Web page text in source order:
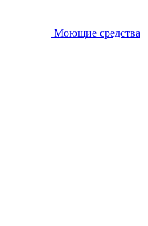
Моющие средства